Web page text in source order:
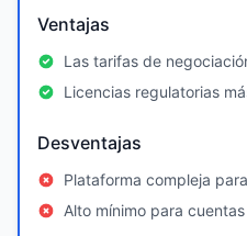
Ventajas
Las tarifas de
Licencias regulatorias
Desventajas
Plataforma compleja
Alto mínimo para